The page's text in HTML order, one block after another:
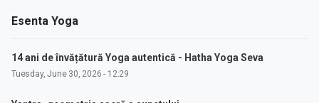
Esenta Yoga
14 ani de învățătură Yoga autentică - Hatha Yoga Seva
Tuesday, June 30, 2026 - 12:29